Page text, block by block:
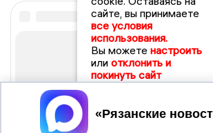
сайте, вы принимаете
все условия
использования.
Вы можете настроить
или отклонить и
покинуть сайт
Принять